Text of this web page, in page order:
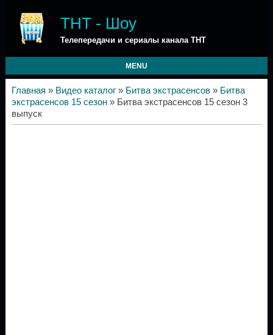
ТНТ - Шоу
Телепередачи и сериалы канала ТНТ
MENU
Главная » Видео каталог» Битва экстрасенсов» Битва
экстрасенсов 15 сезон» Битва экстрасенсов 15 сезон 3
выпуск